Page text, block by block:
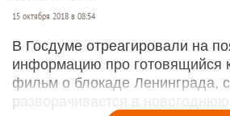
15 октября 2018 в 08:54
В Госдуме отреагировали на
информацию про готовящийся
фильм о блокаде Ленинграда,
разворачивается в новогоднюю